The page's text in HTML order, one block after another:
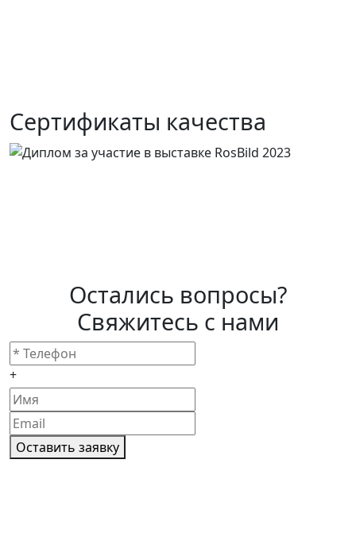
Сертификаты качества
Остались вопросы?
Свяжитесь с нами
+
Оставить заявку